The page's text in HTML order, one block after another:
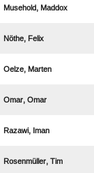
 
 
 
 
 
 